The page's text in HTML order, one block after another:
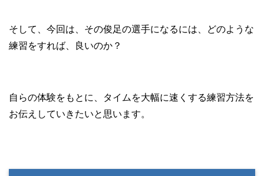
そして、今回は、その俊足の選手になるには、どのような
練習をすれば、良いのか？
自らの体験をもとに、タイムを大幅に速くする練習方法を
お伝えしていきたいと思います。